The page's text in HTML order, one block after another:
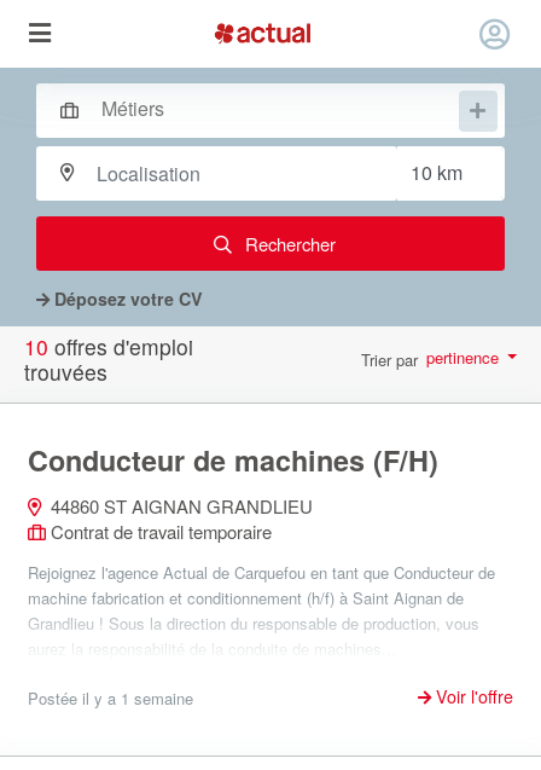
Rechercher
Déposez votre CV
10 offres d'emploi
trouvées
Trier par pertinence
Conducteur de machines (F/H)
44860 ST AIGNAN GRANDLIEU
Contrat de travail temporaire
Rejoignez l'agence Actual de Carquefou en tant que Conducteur de
machine fabrication et conditionnement (h/f) à Saint Aignan de
Grandlieu ! Sous la direction du responsable de production, vous
aurez la responsabilité de la conduite de machines...
Postée il y a 1 semaine Voir l'offre